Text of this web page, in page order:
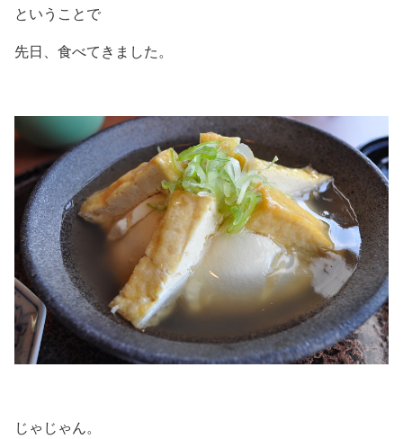
ということで
先日、食べてきました。
じゃじゃん。